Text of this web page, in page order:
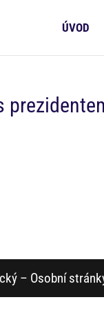
ÚVOD
– Osobní